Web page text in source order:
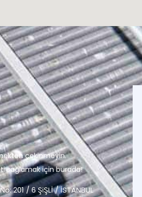
çekinmeyin.
sağlamak için burada!
201 / 6 ŞiŞLİ / İSTANBUL